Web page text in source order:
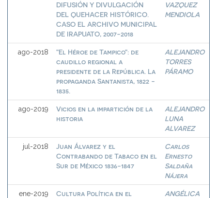
DIFUSIÓN Y DIVULGACIÓN
DEL QUEHACER HISTÓRICO.
CASO EL ARCHIVO MUNICIPAL
DE IRAPUATO, 2007-2018
VAZQUEZ
MENDIOLA
ago-2018
"El Héroe de Tampico": de
caudillo regional a
presidente de la República. La
propaganda Santanista, 1822 -
1835.
ALEJANDRO
TORRES
PÁRAMO
ago-2019
Vicios en la impartición de la
historia
ALEJANDRO
LUNA
ALVAREZ
jul-2018
Juan Álvarez y el
Contrabando de Tabaco en el
Sur de México 1836-1847
Carlos
Ernesto
Saldaña
Nájera
ene-2019
Cultura Política en el
ANGÉLICA